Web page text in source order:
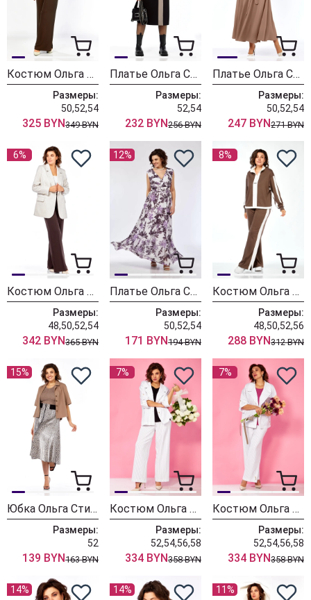
Костюм Ольга Стиль С968 бежево-коричневый
Размеры:
50,52,54
325 BYN349 BYN
Платье Ольга Стиль С972 черный-коричневый
Размеры:
52,54
232 BYN256 BYN
Платье Ольга Стиль 912/1 светло-коричневый
Размеры:
50,52,54
247 BYN271 BYN
6%
Костюм Ольга Стиль С952
Размеры:
48,50,52,54
342 BYN365 BYN
12%
Платье Ольга Стиль С953
Размеры:
50,52,54
171 BYN194 BYN
8%
Костюм Ольга Стиль С948
Размеры:
48,50,52,56
288 BYN312 BYN
15%
Юбка Ольга Стиль С942
Размеры:
52
139 BYN163 BYN
7%
Костюм Ольга Стиль С935 черная полоска
Размеры:
52,54,56,58
334 BYN358 BYN
7%
Костюм Ольга Стиль С935
Размеры:
52,54,56,58
334 BYN358 BYN
14% 14% 11%